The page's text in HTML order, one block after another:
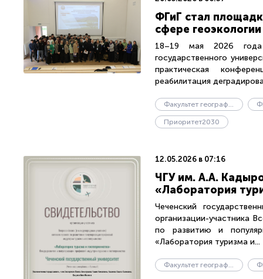
ФГиГ стал
сфере геоэкологии
18–19 мая 2026 года
государственного
практическая
реабилитация
Факультет географии и геоэкологии
Приоритет2030
12.05.2026 в 07:16
ЧГУ им. А.А.
«Лаборатория
Чеченский
организации-участника
по развитию и
«Лаборатория туризма и...
Факультет географии и геоэкологии